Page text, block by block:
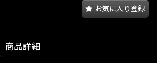
お気に入り登録
商品詳細